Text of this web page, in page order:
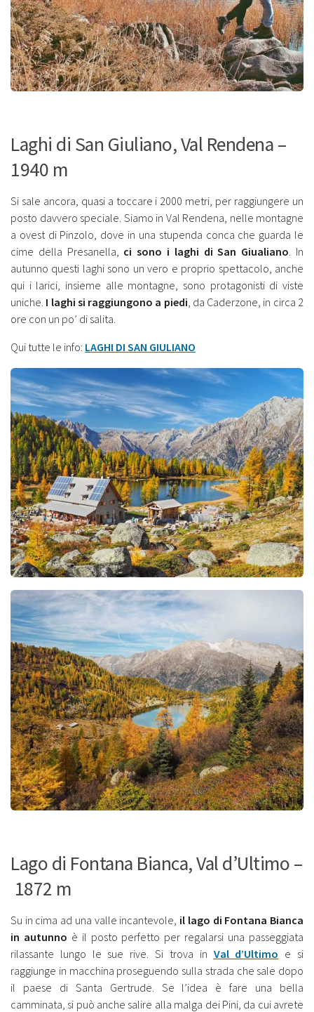
Laghi di San Giuliano, Val Rendena –
1940 m
Si sale ancora, quasi a toccare i 2000 metri, per raggiungere un
posto davvero speciale. Siamo in Val Rendena, nelle montagne
a ovest di Pinzolo, dove in una stupenda conca che guarda le
cime della Presanella, ci sono i laghi di San Giualiano . In
autunno questi laghi sono un vero e proprio spettacolo, anche
qui i larici, insieme alle montagne, sono protagonisti di viste
uniche. I laghi si raggiungono a piedi , da Caderzone, in circa 2
ore con un po’ di salita.
Qui tutte le info: LAGHI DI SAN GIULIANO
Lago di Fontana Bianca, Val d’Ultimo –
1872 m
Su in cima ad una valle incantevole, il lago di Fontana Bianca
in autunno è il posto perfetto per regalarsi una passeggiata
rilassante lungo le sue rive. Si trova in Val d’Ultimo e si
raggiunge in macchina proseguendo sulla strada che sale dopo
il paese di Santa Gertrude. Se l’idea è fare una bella
camminata, si può anche salire alla malga dei Pini, da cui avrete